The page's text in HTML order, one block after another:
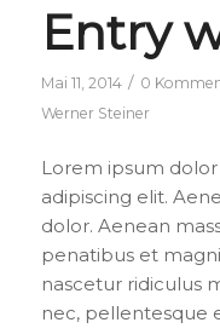
Entry
Mai 11, 2014 / 0
Werner Steiner
Lorem ipsum
adipiscing elit.
dolor. Aenean
penatibus et
nascetur ridiculus
nec, pellentesque